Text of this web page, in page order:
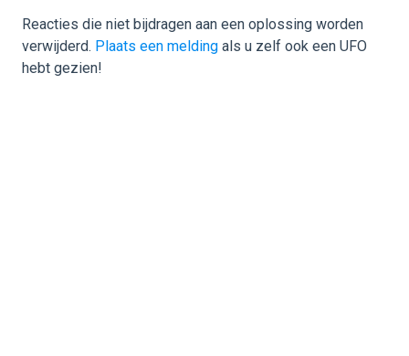
Reacties die niet bijdragen aan een oplossing worden
verwijderd. Plaats een melding als u zelf ook een UFO
hebt gezien!